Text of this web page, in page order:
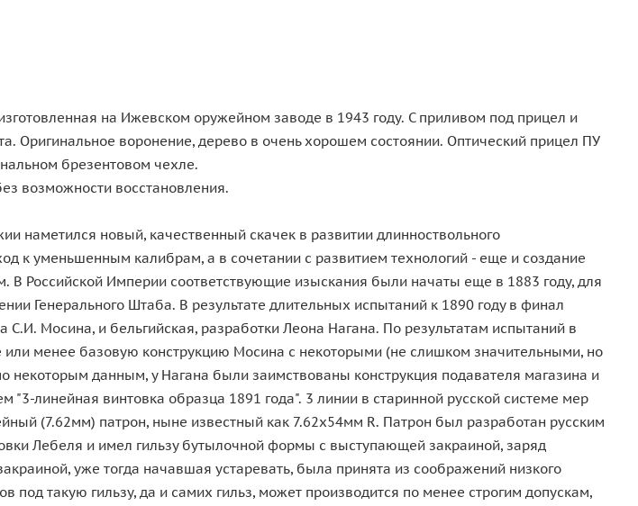
на Ижевском оружейном заводе в 1943 году. С приливом под прицел и
Оригинальное воронение, дерево в очень хорошем состоянии. Оптический прицел ПУ
брезентовом чехле.
возможности восстановления.
наметился новый, качественный скачек в развитии длинноствольного
к уменьшенным калибрам, а в сочетании с развитием технологий - еще и создание
Российской Империи соответствующие изыскания были начаты еще в 1883 году, для
Генерального Штаба. В результате длительных испытаний к 1890 году в финал
Мосина, и бельгийская, разработки Леона Нагана. По результатам испытаний в
менее базовую конструкцию Мосина с некоторыми (не слишком значительными, но
данным, у Нагана были заимствованы конструкция подавателя магазина и
линейная винтовка образца 1891 года". 3 линии в старинной русской системе мер
(7.62мм) патрон, ныне известный как 7.62х54мм R. Патрон был разработан русским
Лебеля и имел гильзу бутылочной формы с выступающей закраиной, заряд
уже тогда начавшая устаревать, была принята из соображений низкого
такую гильзу, да и самих гильз, может производится по менее строгим допускам,